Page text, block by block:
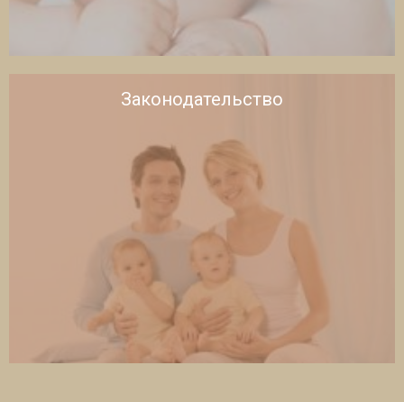
Законодательство